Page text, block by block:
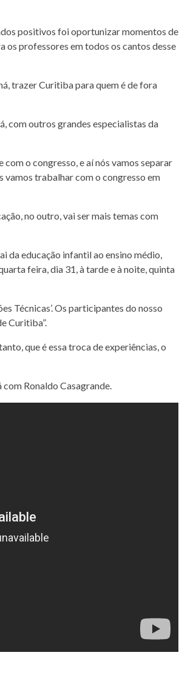
positivos foi oportunizar momentos de
os professores em todos os cantos desse
trazer Curitiba para quem é de fora
com outros grandes especialistas da
o congresso, e aí nós vamos separar
vamos trabalhar com o congresso em
no outro, vai ser mais temas com
da educação infantil ao ensino médio,
feira, dia 31, à tarde e à noite, quinta
Técnicas’. Os participantes do nosso
Curitiba”.
que é essa troca de experiências, o
Ronaldo Casagrande.